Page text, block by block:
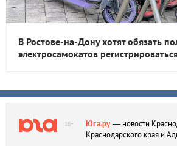
В Ростове-на-Дону хотят обязать
электросамокатов
18+ Юга.ру— новости
Краснодарского края и